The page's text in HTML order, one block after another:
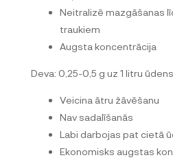
Neitralizē mazgāšanas
traukiem
Augsta koncentrācija
Deva: 0,25-0,5 g uz 1 litru ūdens
Veicina ātru žāvēšanu
Nav sadalīšanās
Labi darbojas pat cietā
Ekonomisks augstas